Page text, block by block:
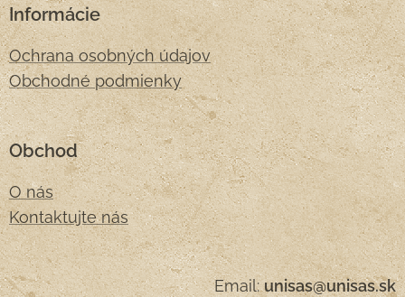
Informácie
Ochrana osobných údajov
Obchodné podmienky
Obchod
O nás
Kontaktujte nás
Email:unisas@unisas.sk